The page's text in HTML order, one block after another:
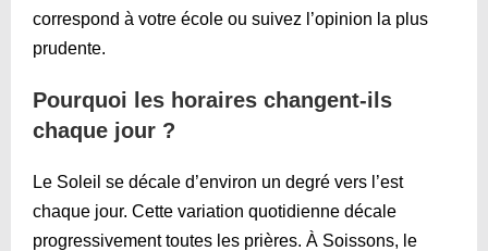
correspond à votre école ou suivez l’opinion la plus
prudente.
Pourquoi les horaires changent-ils
chaque jour ?
Le Soleil se décale d’environ un degré vers l’est
chaque jour. Cette variation quotidienne décale
progressivement toutes les prières. À Soissons, le